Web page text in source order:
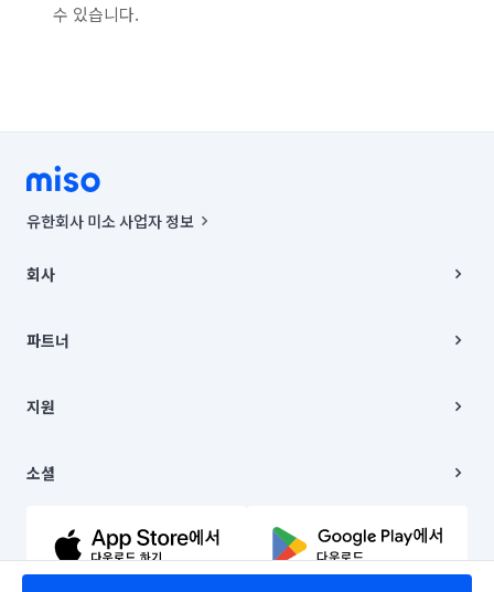
수 있습니다.
유한회사 미소 사업자 정보
00019 |
주소 | 본사: 서울특별시 종로구 율곡로 6(중학동, 트윈트리빌딩) B동 5층
컨택센터 : 서울특별시 종로구 수송동 율곡로 24, 7층, 8층 미소
상품, 상품정보, 거래에 관한 의무와 책임은 거래당사자에게 있습니다.
언론 보도 관련 문의:
© 유한회사 미소. Miso, Inc. All Rights Reserved.
회사
채용
파트너
이사
지원
이용약관
문의하기
소셜
유튜브